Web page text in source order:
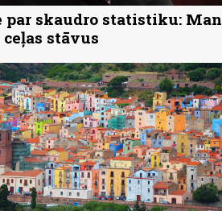
par skaudro statistiku: Man
stāvus